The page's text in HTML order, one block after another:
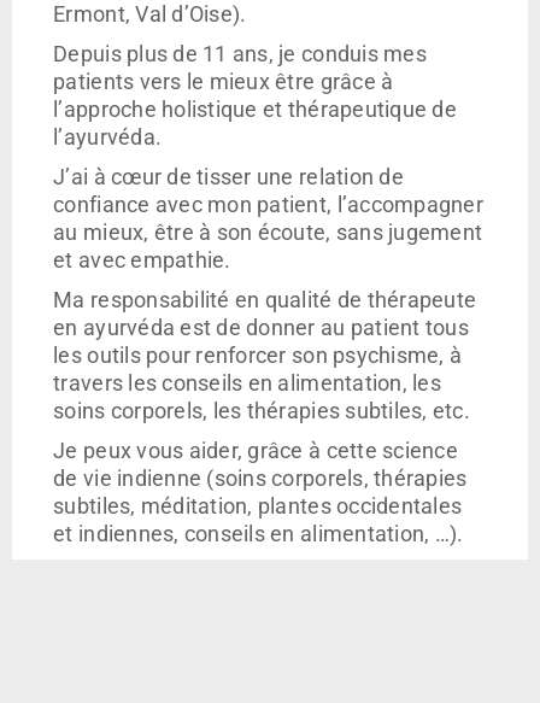
Ermont, Val d’Oise).
Depuis plus de 11 ans, je conduis mes
patients vers le mieux être grâce à
l’approche holistique et thérapeutique de
l’ayurvéda.
J’ai à cœur de tisser une relation de
confiance avec mon patient, l’accompagner
au mieux, être à son écoute, sans jugement
et avec empathie.
Ma responsabilité en qualité de thérapeute
en ayurvéda est de donner au patient tous
les outils pour renforcer son psychisme, à
travers les conseils en alimentation, les
soins corporels, les thérapies subtiles, etc.
Je peux vous aider, grâce à cette science
de vie indienne (soins corporels, thérapies
subtiles, méditation, plantes occidentales
et indiennes, conseils en alimentation, …).